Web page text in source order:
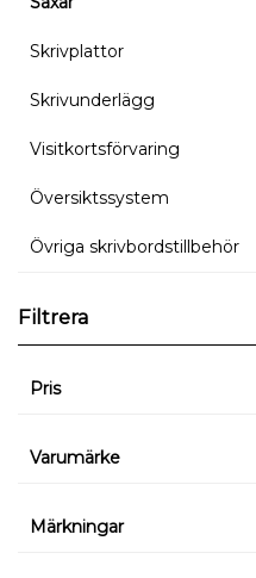
Skrivplattor
Skrivunderlägg
Visitkortsförvaring
Översiktssystem
Övriga skrivbordstillbehör
Filtrera
Pris
Varumärke
Märkningar